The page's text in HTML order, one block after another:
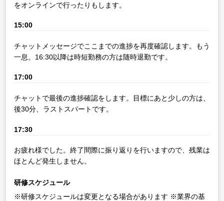
をオンラインで行ったりもします。
15:00
チャットメッセージでここまでの進捗を再度確認します。もう
一息。16:30以降は時短勤務の方は随時退勤です。
17:00
チャットで最後の進捗確認をします。目標にあと少しの方は、
後30分、ラストスパートです。
17:30
お疲れ様でした。終了間際に振り返りを行いますので、残業は
ほとんど発生しません。
研修スケジュール
※研修スケジュールは変更となる場合があります ※業界の基